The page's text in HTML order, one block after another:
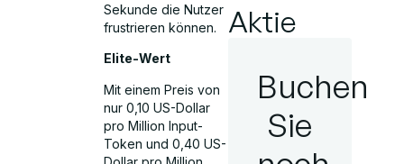
Sekunde die Nutzer
frustrieren können.
Elite-Wert
Mit einem Preis von
nur 0,10 US-Dollar
pro Million Input-
Token und 0,40 US-
Aktie
Buchen
Sie